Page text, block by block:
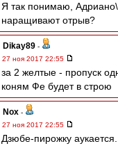
Я так понимаю,
наращивают отрыв?
Dikay89 -
27 ноя 2017 22:55
за 2 желтые - пропуск
коням Фе будет в строю
Nox -
27 ноя 2017 22:55
Дзюбе-пирожку